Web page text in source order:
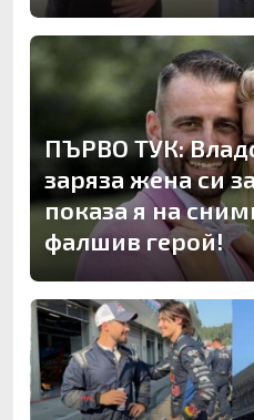
ПЪРВО ТУК:
заряза жена си
показа я на
фалшив герой!